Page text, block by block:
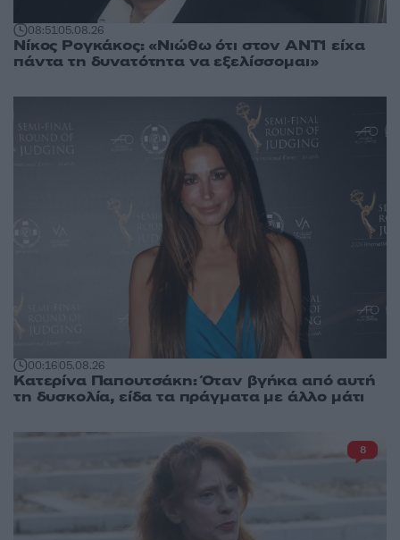
08:5105.08.26
Νίκος Ρογκάκος: «Νιώθω ότι στον ΑΝΤ1 είχα
πάντα τη δυνατότητα να εξελίσσομαι»
00:1605.08.26
Κατερίνα Παπουτσάκη: Όταν βγήκα από αυτή
τη δυσκολία, είδα τα πράγματα με άλλο μάτι
8